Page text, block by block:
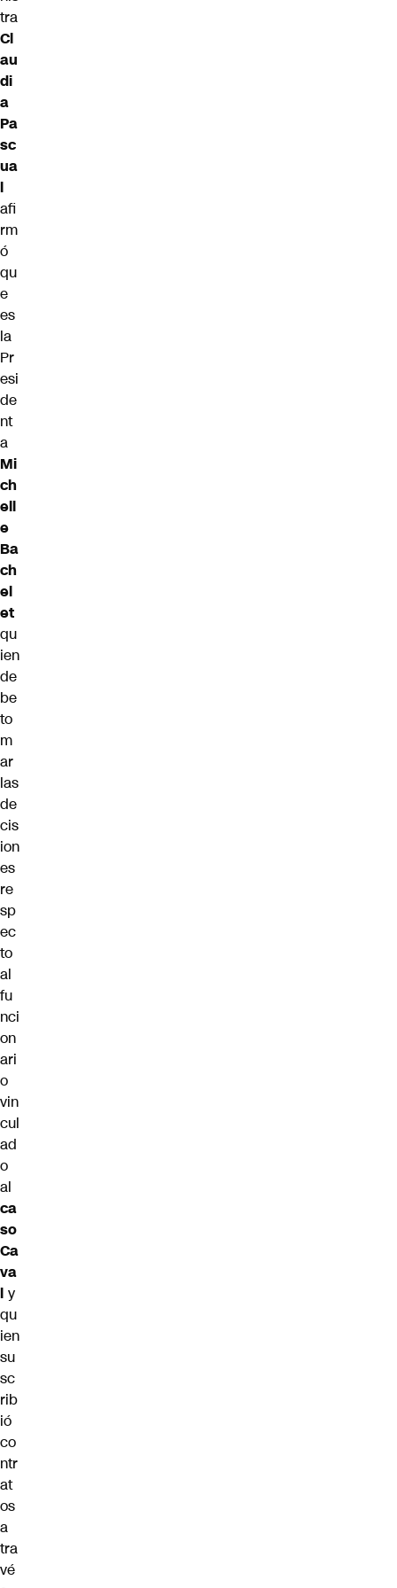
tra
Cl
au
di
a
Pa
sc
ua
l
afi
rm
ó
qu
e
es
la
Pr
esi
de
nt
a
Mi
ch
ell
e
Ba
ch
el
et
qu
ien
de
be
to
m
ar
las
de
cis
ion
es
re
sp
ec
to
al
fu
nci
on
ari
o
vin
cul
ad
o
al
ca
so
Ca
va
l y
qu
ien
su
sc
rib
ió
co
ntr
at
os
a
tra
vé